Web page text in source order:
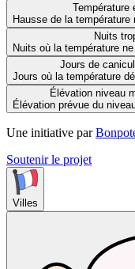
Température
Hausse de la température
Nuits
Nuits où la température
Jours de
Jours où la température
Élévation niveau
Élévation prévue du
Une initiative par
Soutenir le projet
Villes